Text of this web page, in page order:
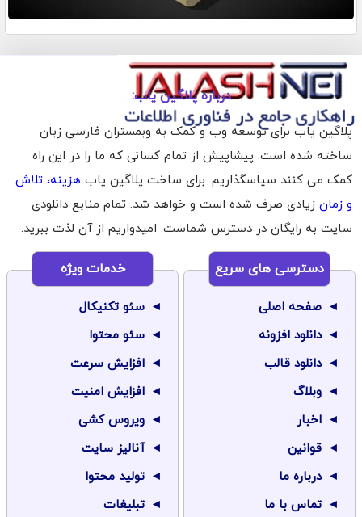
درباره پلاگین یاب:
پلاگین یاب برای توسعه وب و کمک به وبمستران فارسی زبان
ساخته شده است. پیشاپیش از تمام کسانی که ما را در این راه
کمک می کنند سپاسگذاریم. برای ساخت پلاگین یاب هزینه، تلاش
و زمان زیادی صرف شده است و خواهد شد. تمام منابع دانلودی
سایت به رایگان در دسترس شماست. امیدواریم از آن لذت ببرید.
دسترسی های سریع
صفحه اصلی
دانلود افزونه
دانلود قالب
وبلاگ
اخبار
قوانین
درباره ما
تماس با ما
خدمات ویژه
سئو تکنیکال
سئو محتوا
افزایش سرعت
افزایش امنیت
ویروس کشی
آنالیز سایت
تولید محتوا
تبلیغات